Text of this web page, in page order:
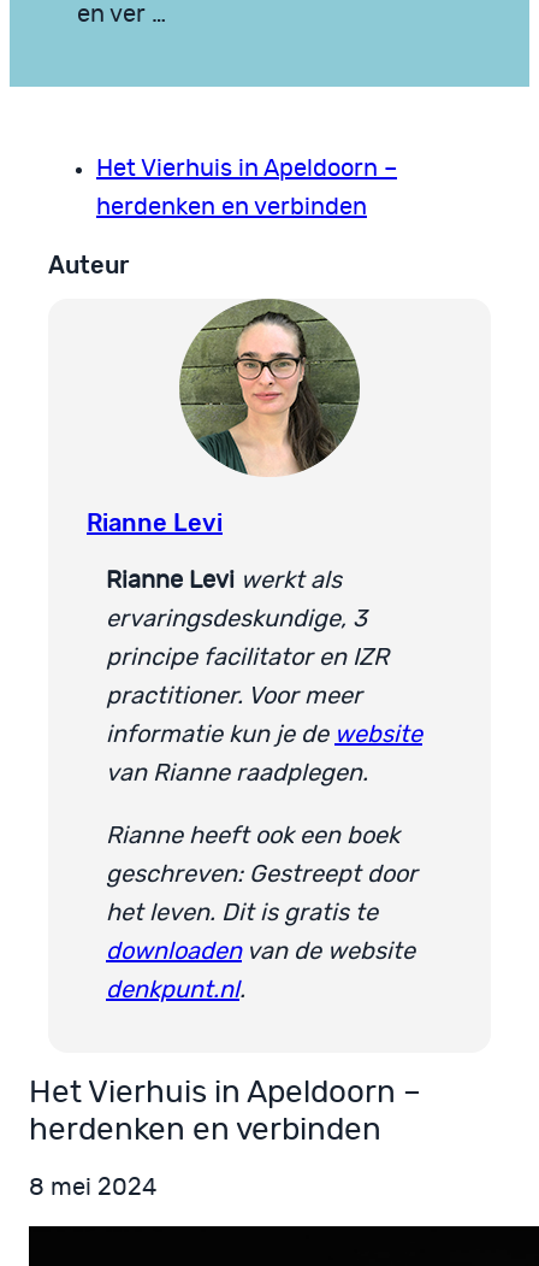
en ver …
Het Vierhuis in Apeldoorn –
herdenken en verbinden
Auteur
Rianne Levi
Rianne Levi werkt als
ervaringsdeskundige, 3
principe facilitator en IZR
practitioner. Voor meer
informatie kun je de website
van Rianne raadplegen.
Rianne heeft ook een boek
geschreven: Gestreept door
het leven. Dit is gratis te
downloadenvan de website
denkpunt.nl.
Het Vierhuis in Apeldoorn –
herdenken en verbinden
8 mei 2024